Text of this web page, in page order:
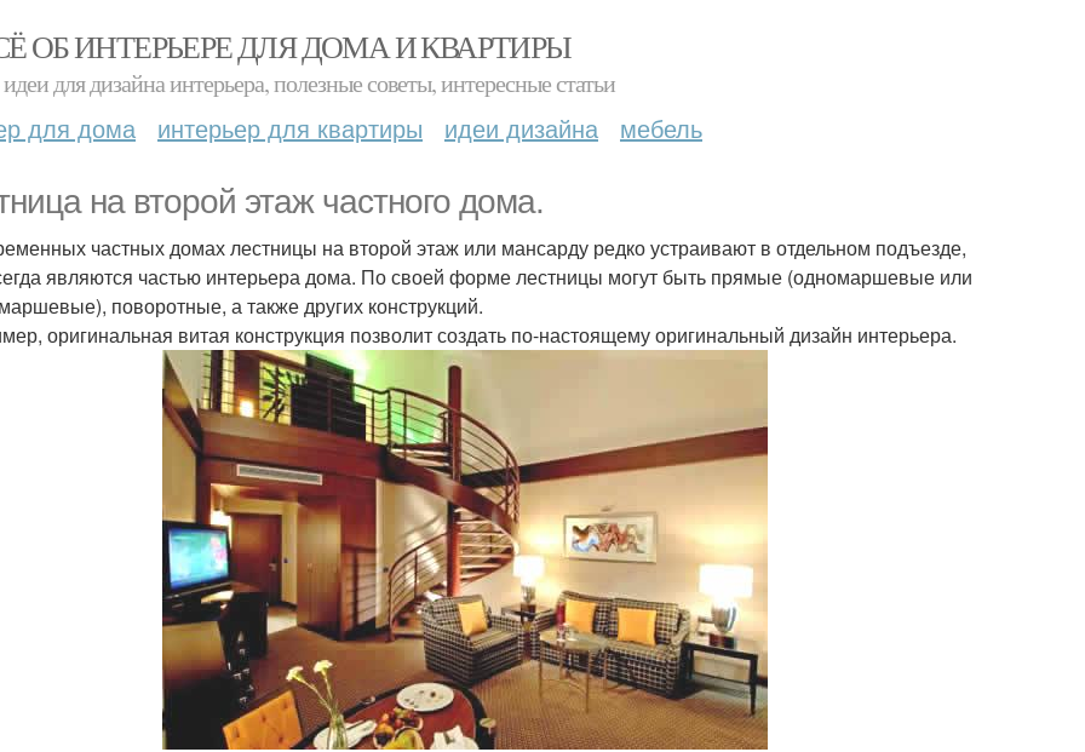
ОБ ИНТЕРЬЕРЕ ДЛЯ ДОМА И КВАРТИРЫ
для дизайна интерьера, полезные советы, интересные статьи
для дома интерьер для квартиры идеи дизайна мебель
на второй этаж частного дома.
частных домах лестницы на второй этаж или мансарду редко устраивают в отдельном подъезде,
являются частью интерьера дома. По своей форме лестницы могут быть прямые (одномаршевые или
поворотные, а также других конструкций.
оригинальная витая конструкция позволит создать по-настоящему оригинальный дизайн интерьера.